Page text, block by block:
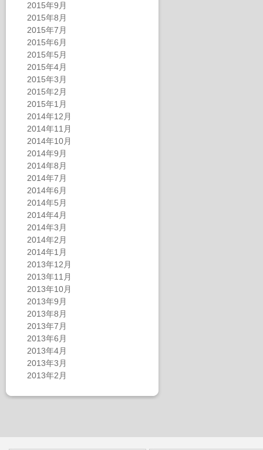
2015年9月
2015年8月
2015年7月
2015年6月
2015年5月
2015年4月
2015年3月
2015年2月
2015年1月
2014年12月
2014年11月
2014年10月
2014年9月
2014年8月
2014年7月
2014年6月
2014年5月
2014年4月
2014年3月
2014年2月
2014年1月
2013年12月
2013年11月
2013年10月
2013年9月
2013年8月
2013年7月
2013年6月
2013年4月
2013年3月
2013年2月